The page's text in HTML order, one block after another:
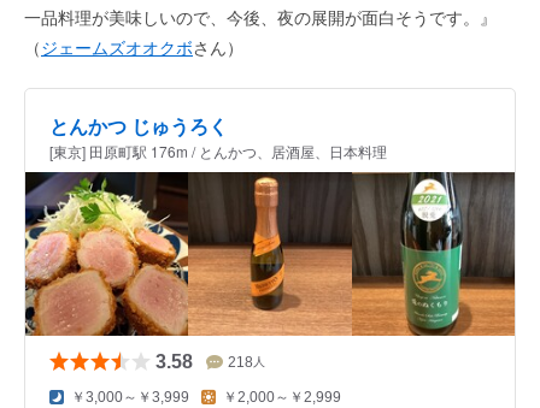
一品料理が美味しいので、今後、夜の展開が面白そうです。』
（ジェームズオオクボさん）
とんかつ じゅうろく
[東京] 田原町駅 176m / とんかつ、居酒屋、日本料理
3.58 218 人
￥3,000～￥3,999 ￥2,000～￥2,999